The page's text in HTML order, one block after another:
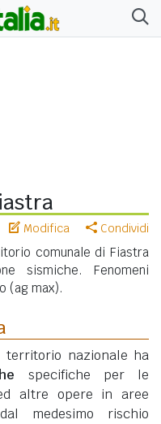
Modifica Condividi
comunale di Fiastra
sismiche. Fenomeni
(ag max).
nazionale ha
specifiche per le
altre opere in aree
medesimo rischio